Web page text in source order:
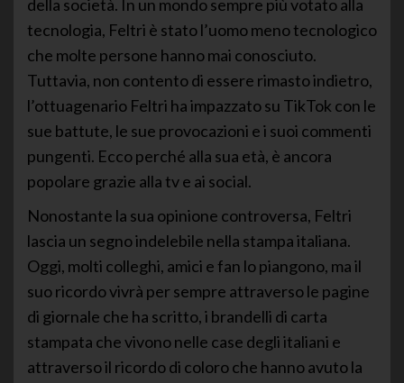
della società. In un mondo sempre più votato alla
tecnologia, Feltri è stato l’uomo meno tecnologico
che molte persone hanno mai conosciuto.
Tuttavia, non contento di essere rimasto indietro,
l’ottuagenario Feltri ha impazzato su TikTok con le
sue battute, le sue provocazioni e i suoi commenti
pungenti. Ecco perché alla sua età, è ancora
popolare grazie alla tv e ai social.
Nonostante la sua opinione controversa, Feltri
lascia un segno indelebile nella stampa italiana.
Oggi, molti colleghi, amici e fan lo piangono, ma il
suo ricordo vivrà per sempre attraverso le pagine
di giornale che ha scritto, i brandelli di carta
stampata che vivono nelle case degli italiani e
attraverso il ricordo di coloro che hanno avuto la